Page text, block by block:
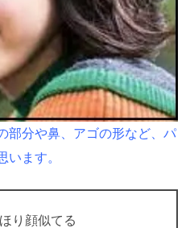
部分や鼻、アゴの形など、パ
います。
り顔似てる